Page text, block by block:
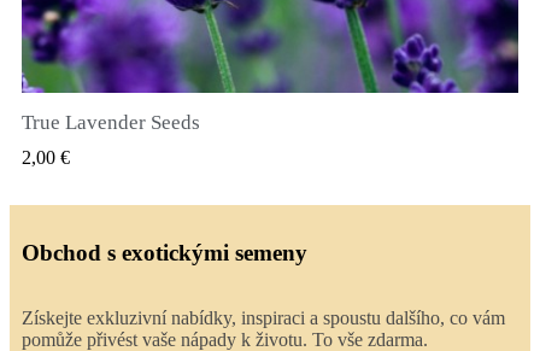
True Lavender Seeds
2,00 €
Obchod s exotickými semeny
Získejte exkluzivní nabídky, inspiraci a spoustu dalšího, co vám
pomůže přivést vaše nápady k životu. To vše zdarma.